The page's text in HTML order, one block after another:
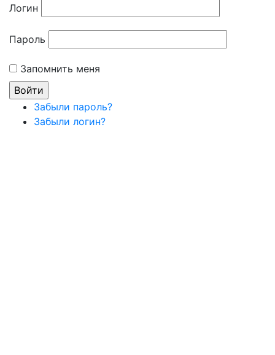
Логин
Пароль
Запомнить меня
Забыли пароль?
Забыли логин?